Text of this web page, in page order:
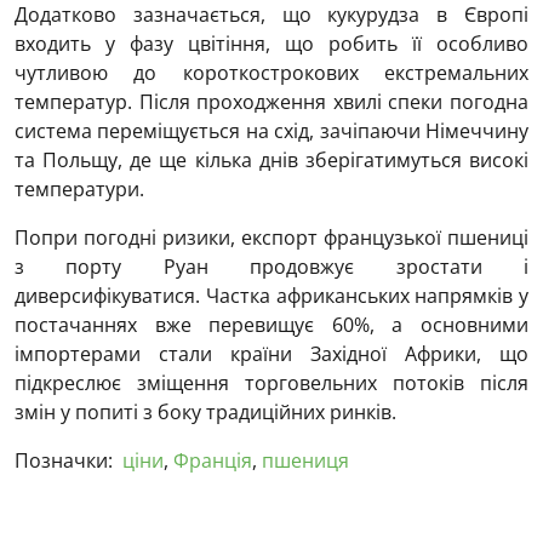
Додатково зазначається, що кукурудза в Європі
входить у фазу цвітіння, що робить її особливо
чутливою до короткострокових екстремальних
температур. Після проходження хвилі спеки погодна
система переміщується на схід, зачіпаючи Німеччину
та Польщу, де ще кілька днів зберігатимуться високі
температури.
Попри погодні ризики, експорт французької пшениці
з порту Руан продовжує зростати і
диверсифікуватися. Частка африканських напрямків у
постачаннях вже перевищує 60%, а основними
імпортерами стали країни Західної Африки, що
підкреслює зміщення торговельних потоків після
змін у попиті з боку традиційних ринків.
Позначки: ціни, Франція, пшениця